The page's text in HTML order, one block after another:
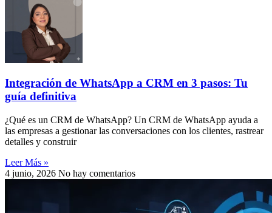
Integración de WhatsApp a CRM en 3 pasos: Tu
guía definitiva
¿Qué es un CRM de WhatsApp? Un CRM de WhatsApp ayuda a
las empresas a gestionar las conversaciones con los clientes, rastrear
detalles y construir
Leer Más »
4 junio, 2026 No hay comentarios